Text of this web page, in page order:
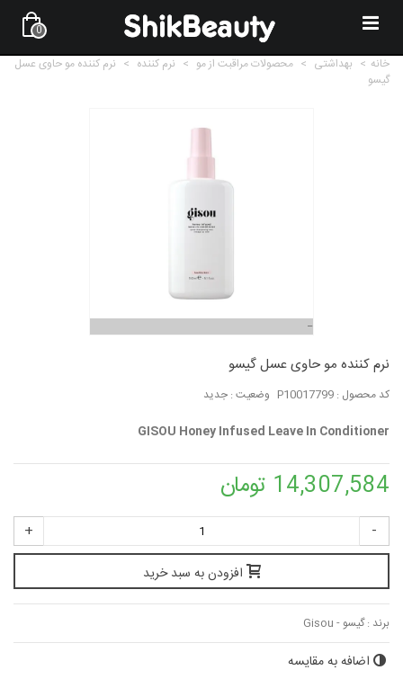
0
خانه > بهداشتی > محصولات مراقبت از مو > نرم کننده > نرم کننده مو حاوی عسل
گیسو
نرم کننده مو حاوی عسل گیسو
کد محصول : P10017799 وضعیت : جدید
GISOU Honey Infused Leave In Conditioner
14,307,584 تومان
-
+
افزودن به سبد خرید
برند :گیسو - Gisou
اضافه به مقایسه